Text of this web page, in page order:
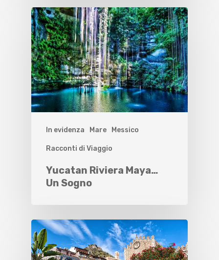
In evidenza Mare Messico
Racconti di Viaggio
Yucatan Riviera Maya…
Un Sogno